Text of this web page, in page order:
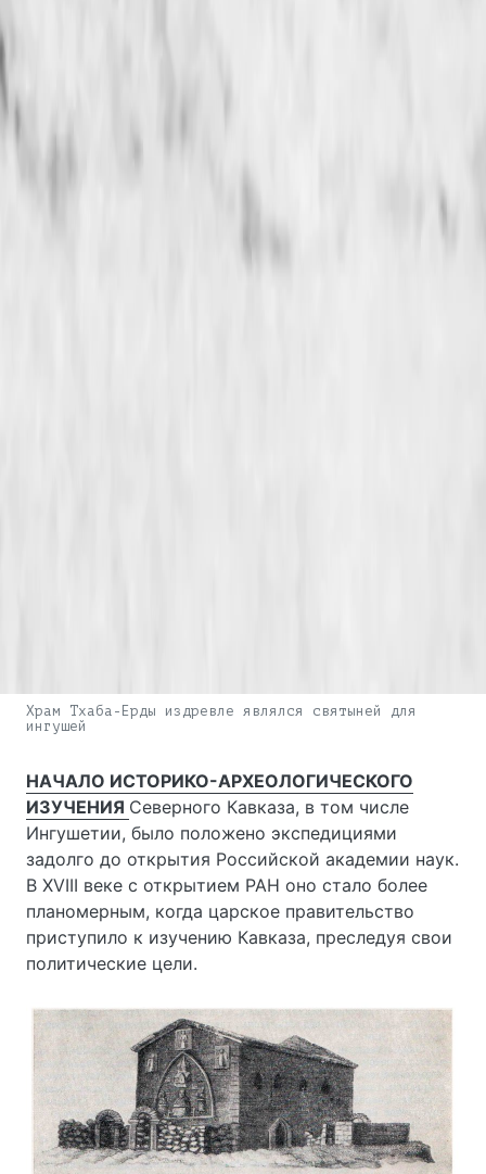
Храм Тхаба-Ерды издревле являлся святыней для
ингушей
НАЧАЛО ИСТОРИКО-АРХЕОЛОГИЧЕСКОГО
ИЗУЧЕНИЯ Северного Кавказа, в том числе
Ингушетии, было положено экспедициями
задолго до открытия Российской академии наук.
В ХVIII веке с открытием РАН оно стало более
планомерным, когда царское правительство
приступило к изучению Кавказа, преследуя свои
политические цели.